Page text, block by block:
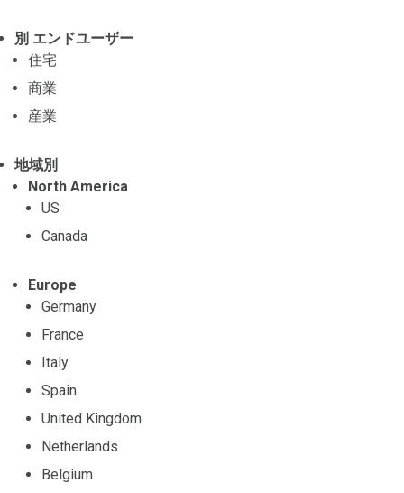
別 エンドユーザー
住宅
商業
産業
地域別
North America
US
Canada
Europe
Germany
France
Italy
Spain
United Kingdom
Netherlands
Belgium